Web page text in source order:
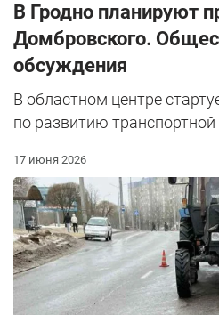
В Гродно планируют
Домбровского.
обсуждения
В областном центре
по развитию
17 июня 2026